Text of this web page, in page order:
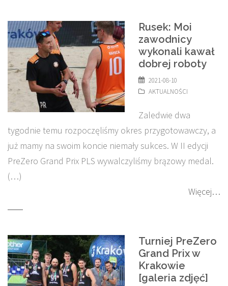
Rusek: Moi
zawodnicy
wykonali kawał
dobrej roboty
2021-08-10
AKTUALNOŚCI
Zaledwie dwa
tygodnie temu rozpoczęliśmy okres przygotowawczy, a
już mamy na swoim koncie niemały sukces. W II edycji
PreZero Grand Prix PLS wywalczyliśmy brązowy medal.
(…)
Więcej…
Turniej PreZero
Grand Prix w
Krakowie
[galeria zdjęć]